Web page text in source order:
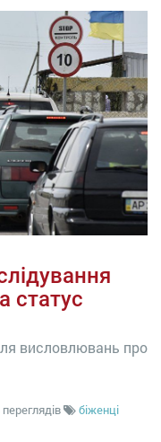
статус
висловлювань про
біженці